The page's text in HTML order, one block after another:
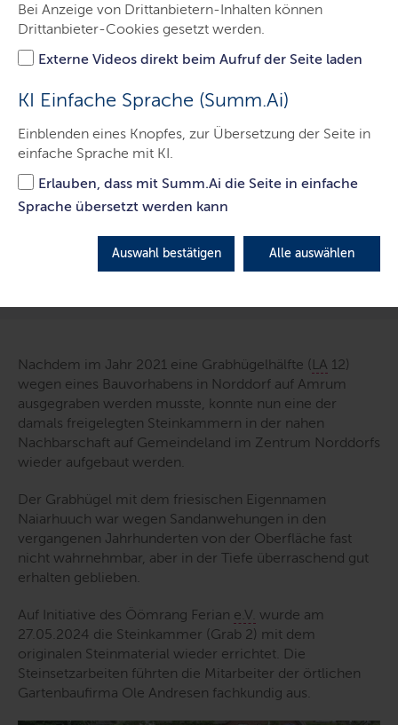
Bei Anzeige von Drittanbietern-Inhalten können
Drittanbieter-Cookies gesetzt werden.
Externe Videos direkt beim Aufruf der Seite laden
KI Einfache Sprache (Summ.Ai)
Einblenden eines Knopfes, zur Übersetzung der Seite in
einfache Sprache mit KI.
Erlauben, dass mit Summ.Ai die Seite in einfache
Sprache übersetzt werden kann
Auswahl bestätigen Alle auswählen
Detektorinfos
Amrum
Nachdem im Jahr 2021 eine Grabhügelhälfte (LA 12)
wegen eines Bauvorhabens in Norddorf auf Amrum
ausgegraben werden musste, konnte nun eine der
damals freigelegten Steinkammern in der nahen
Nachbarschaft auf Gemeindeland im Zentrum Norddorfs
wieder aufgebaut werden.
Der Grabhügel mit dem friesischen Eigennamen
Naiarhuuch war wegen Sandanwehungen in den
vergangenen Jahrhunderten von der Oberfläche fast
nicht wahrnehmbar, aber in der Tiefe überraschend gut
erhalten geblieben.
Auf Initiative des Öömrang Ferian e.V. wurde am
27.05.2024 die Steinkammer (Grab 2) mit dem
originalen Steinmaterial wieder errichtet. Die
Steinsetzarbeiten führten die Mitarbeiter der örtlichen
Gartenbaufirma Ole Andresen fachkundig aus.